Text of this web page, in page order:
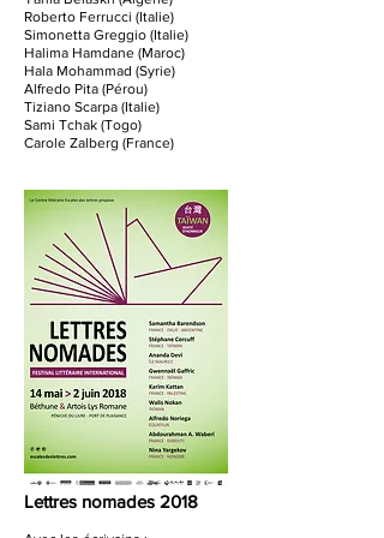
Roberto Ferrucci (Italie)
Simonetta Greggio (Italie)
Halima Hamdane (Maroc)
Hala Mohammad (Syrie)
Alfredo Pita (Pérou)
Tiziano Scarpa (Italie)
Sami Tchak (Togo)
Carole Zalberg (France)
Lettres nomades 2018